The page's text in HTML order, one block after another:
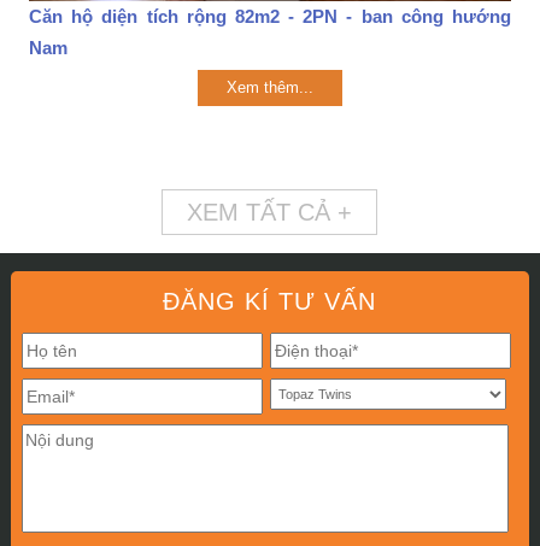
Căn hộ diện tích rộng 82m2 - 2PN - ban công hướng
Nam
Xem thêm...
XEM TẤT CẢ +
ĐĂNG KÍ TƯ VẤN